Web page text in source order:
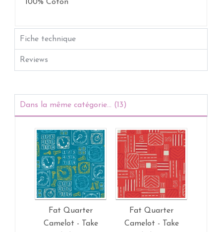
100% Coton
Fiche technique
Reviews
Dans la même catégorie... (13)
Fat Quarter
Camelot - Take
Fat Quarter
Camelot - Take